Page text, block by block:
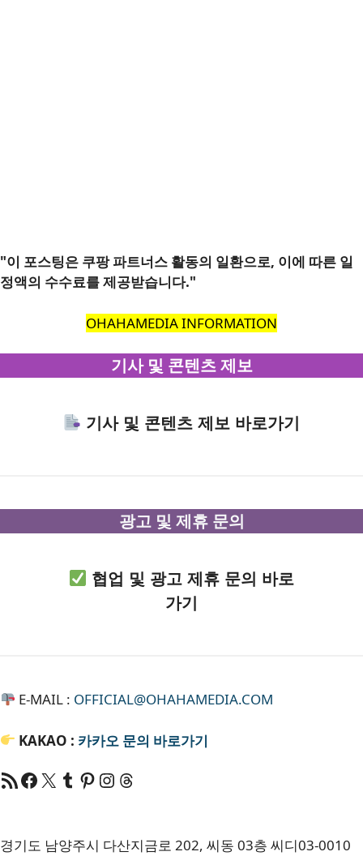
"이 포스팅은 쿠팡 파트너스 활동의 일환으로, 이에 따른 일
정액의 수수료를 제공받습니다."
OHAHAMEDIA INFORMATION
기사 및 콘텐츠 제보
기사 및 콘텐츠 제보 바로가기
광고 및 제휴 문의
협업 및 광고 제휴 문의 바로
가기
E-MAIL : OFFICIAL@OHAHAMEDIA.COM
KAKAO : 카카오 문의 바로가기
RSS 피드Facebook
X Tumblr
Pinterest
RSSThreads
경기도 남양주시 다산지금로 202, 씨동 03층 씨디03-0010